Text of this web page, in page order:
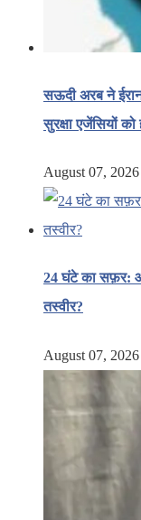
सऊदी अरब ने
सुरक्षा एजेंसियों को
August 07,
24 घंटे का सफ़र:
तस्वीर?
August 07,